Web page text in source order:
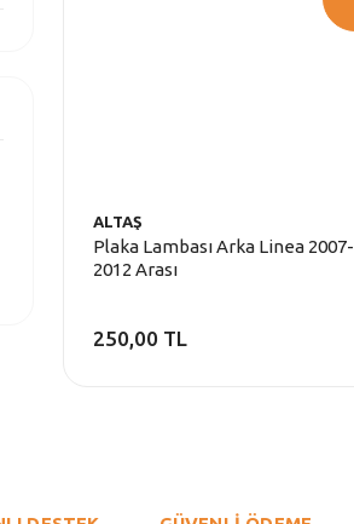
ALTAŞ
Plaka Lambası Arka Linea 2007-
2012 Arası
250,00 TL